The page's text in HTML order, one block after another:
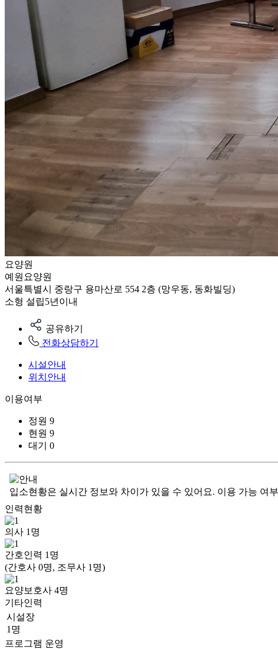
요양원
예원요양원
서울특별시 중랑구 용마산로 554 2층 (망우동, 동화빌딩)
소형 설립5년이내
공유하기
전화상담하기
시설안내
위치안내
이용여부
정원 9
현원 9
대기
0
입소현황은 실시간 정보와 차이가 있을 수 있어요. 이용 가능 여
인력현황
의사 1 명
간호인력 1 명
(간호사 0명, 조무사 1명)
요양보호사 4명
기타인력
시설장
1명
프로그램 운영